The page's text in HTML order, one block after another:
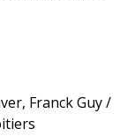
Franck Guy /